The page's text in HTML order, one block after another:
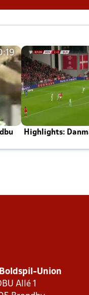
Highlights:
Union
Allé 1